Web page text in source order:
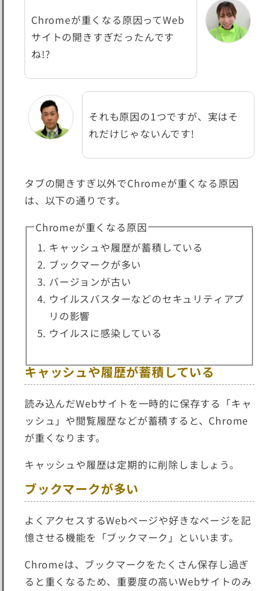
Chromeが重くなる原因ってWeb
サイトの開きすぎだったんです
ね!?
それも原因の1つですが、実はそ
れだけじゃないんです!
タブの開きすぎ以外でChromeが重くなる原因
は、以下の通りです。
Chromeが重くなる原因
キャッシュや履歴が蓄積している
ブックマークが多い
バージョンが古い
ウイルスバスターなどのセキュリティアプ
リの影響
ウイルスに感染している
キャッシュや履歴が蓄積している
読み込んだWebサイトを一時的に保存する「キャ
ッシュ」や閲覧履歴などが蓄積すると、 Chrome
が重くなります。
キャッシュや履歴は定期的に削除しましょう。
ブックマークが多い
よくアクセスするWebページや好きなページを記
憶させる機能を「ブックマーク」といいます。
Chromeは、 ブックマークをたくさん保存し過ぎ
ると重くなるため、重要度の高いWebサイトのみ